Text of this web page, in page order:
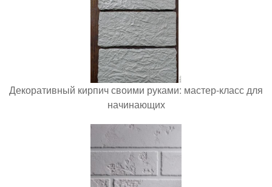
Декоративный кирпич своими руками: мастер-класс для
начинающих